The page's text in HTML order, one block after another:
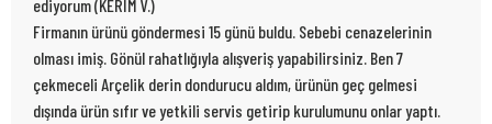
ediyorum (KERİM V.)
Firmanın ürünü göndermesi 15 günü buldu. Sebebi cenazelerinin
olması imiş. Gönül rahatlığıyla alışveriş yapabilirsiniz. Ben 7
çekmeceli Arçelik derin dondurucu aldım, ürünün geç gelmesi
dışında ürün sıfır ve yetkili servis getirip kurulumunu onlar yaptı.